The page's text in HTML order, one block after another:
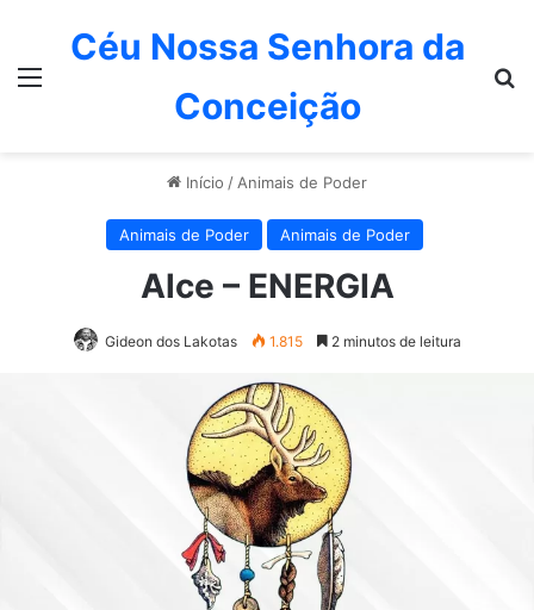
Céu Nossa Senhora da
Conceição
Início / Animais de Poder
Animais de Poder Animais de Poder
Alce – ENERGIA
Gideon dos Lakotas 1.815 2 minutos de leitura